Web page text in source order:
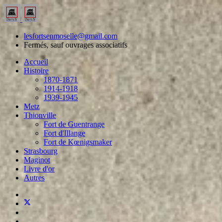
lesfortsenmoselle@gmail.com
Fermés, sauf ouvrages associatifs
Accueil
Histoire
1870-1871
1914-1918
1939-1945
Metz
Thionville
Fort de Guentrange
Fort d'Illange
Fort de Kœnigsmaker
Strasbourg
Maginot
Livre d'or
Autres